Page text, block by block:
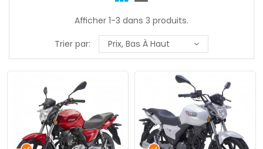
Afficher 1-3 dans 3 produits.
Trier par:
Prix, Bas À Haut